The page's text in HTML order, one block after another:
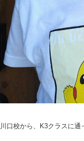
川口校から、K3クラスに通